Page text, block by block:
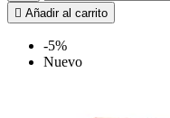
 Añadir al carrito
-5%
Nuevo